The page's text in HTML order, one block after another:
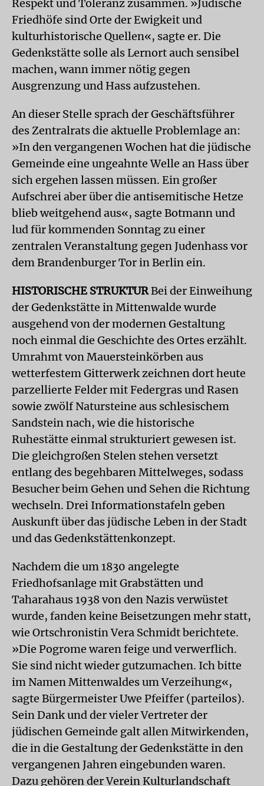
Respekt und Toleranz zusammen. »Jüdische
Friedhöfe sind Orte der Ewigkeit und
kulturhistorische Quellen«, sagte er. Die
Gedenkstätte solle als Lernort auch sensibel
machen, wann immer nötig gegen
Ausgrenzung und Hass aufzustehen.
An dieser Stelle sprach der Geschäftsführer
des Zentralrats die aktuelle Problemlage an:
»In den vergangenen Wochen hat die jüdische
Gemeinde eine ungeahnte Welle an Hass über
sich ergehen lassen müssen. Ein großer
Aufschrei aber über die antisemitische Hetze
blieb weitgehend aus«, sagte Botmann und
lud für kommenden Sonntag zu einer
zentralen Veranstaltung gegen Judenhass vor
dem Brandenburger Tor in Berlin ein.
HISTORISCHE STRUKTURBei der Einweihung
der Gedenkstätte in Mittenwalde wurde
ausgehend von der modernen Gestaltung
noch einmal die Geschichte des Ortes erzählt.
Umrahmt von Mauersteinkörben aus
wetterfestem Gitterwerk zeichnen dort heute
parzellierte Felder mit Federgras und Rasen
sowie zwölf Natursteine aus schlesischem
Sandstein nach, wie die historische
Ruhestätte einmal strukturiert gewesen ist.
Die gleichgroßen Stelen stehen versetzt
entlang des begehbaren Mittelweges, sodass
Besucher beim Gehen und Sehen die Richtung
wechseln. Drei Informationstafeln geben
Auskunft über das jüdische Leben in der Stadt
und das Gedenkstättenkonzept.
Nachdem die um 1830 angelegte
Friedhofsanlage mit Grabstätten und
Taharahaus 1938 von den Nazis verwüstet
wurde, fanden keine Beisetzungen mehr statt,
wie Ortschronistin Vera Schmidt berichtete.
»Die Pogrome waren feige und verwerflich.
Sie sind nicht wieder gutzumachen. Ich bitte
im Namen Mittenwaldes um Verzeihung«,
sagte Bürgermeister Uwe Pfeiffer (parteilos).
Sein Dank und der vieler Vertreter der
jüdischen Gemeinde galt allen Mitwirkenden,
die in die Gestaltung der Gedenkstätte in den
vergangenen Jahren eingebunden waren.
Dazu gehören der Verein Kulturlandschaft